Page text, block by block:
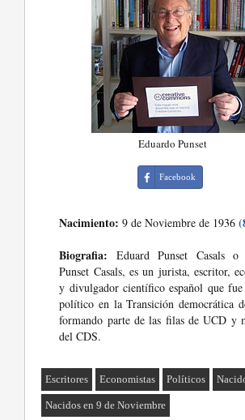
Eduardo Punset
Facebook
Nacimiento: 9 de Noviembre de 1936
Biografia: Eduard Punset Casals o
Punset Casals, es un jurista, escritor,
y divulgador científico español que
político en la Transición democrática
formando parte de las filas de UCD y
del CDS.
Escritores Economistas Políticos
Nacidos en 9 de Noviembre